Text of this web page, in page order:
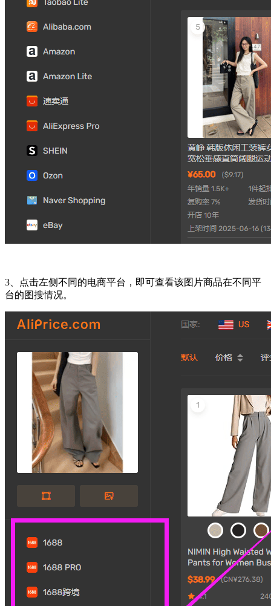
3、点击左侧不同的电商平台，即可查看该图片商品在不同平
台的图搜情况。